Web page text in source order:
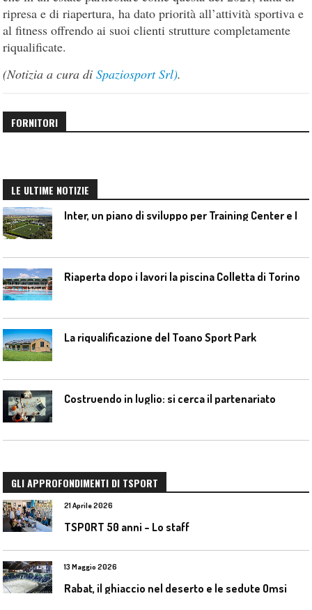
ripresa e di riapertura, ha dato priorità all’attività sportiva e
al fitness offrendo ai suoi clienti strutture completamente
riqualificate.
(Notizia a cura diSpaziosport Srl).
FORNITORI
LE ULTIME NOTIZIE
Riaperta dopo i lavori la piscina Colletta di Torino
La riqualificazione del Toano Sport Park
Costruendo in luglio: si cerca il partenariato
GLI APPROFONDIMENTI DI TSPORT
21 Aprile 2026
TSPORT 50 anni – Lo staff
13 Maggio 2026
Rabat, il ghiaccio nel deserto e le sedute Omsi